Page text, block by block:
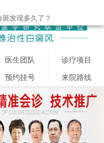
医生团队 诊疗项目
预约挂号 来院路线
发现多久了？